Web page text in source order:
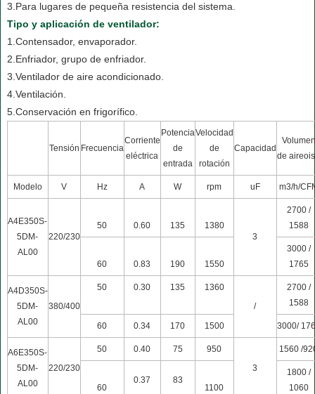
3.Para lugares de pequeña resistencia del sistema.
Tipo y aplicación de ventilador:
1.Contensador, envaporador.
2.Enfriador, grupo de enfriador.
3.Ventilador de aire acondicionado.
4.Ventilación.
5.Conservación en frigorífico.
Tensión Frecuencia
Corriente
eléctrica
Potencia
de
entrada
Velocidad
de
rotación
Capacidad
Volumen
de
Modelo V Hz A W rpm uF m3/h/
A4E350S-
5DM-
AL00
220/230
50 0.60 135
1380
3
2700 /
1588
60 0.83 190 1550
3000 /
1765
A4D350S-
5DM-
AL00
380/400
50 0.30 135
1360
/
2700 /
1588
60 0.34 170 1500 3000/
A6E350S-
5DM-
AL00
220/230
50 0.40 75
950
3
1560 /
60
0.37 83
1100
1800 /
1060